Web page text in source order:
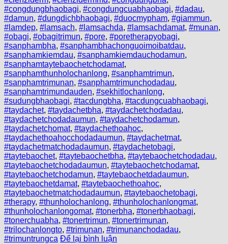
#congdungbhaobagi, #congdungcuabhaobagi, #dadau,
#damun, #dungdichbhaobagi, #duocmypham, #giammun,
#lamdep, #lamsach, #lamsachda, #lamsachdamat, #munan,
#obagi, #obagitrimun, #pore, #poretherapyobagi,
#sanphambha, #sanphambhachonguoimoibatdau,
#sanphamkiemdau, #sanphamkiemdauchodamun,
#sanphamtaytebaochetchodamat,
#sanphamthunholochanlong, #sanphamtrimun,
#sanphamtrimunan, #sanphamtrimunchodadau,
#sanphamtrimundauden, #sekhitlochanlong,
#sudungbhaobagi, #tacdungbha, #tacdungcuabhaobagi,
#taydachet, #taydachetbha, #taydachetchodadau,
#taydachetchodadaumun, #taydachetchodamun,
#taydachetchomat, #taydachethoahoc,
#taydachethoahocchodadaumun, #taydachetmat,
#taydachetmatchodadaumun, #taydachetobagi,
#taytebaochet, #taytebaochetbha, #taytebaochetchodadau,
#taytebaochetchodadaumun, #taytebaochetchodamat,
#taytebaochetchodamun, #taytebaochetdadaumun,
#taytebaochetdamat, #taytebaochethoahoc,
#taytebaochetmatchodadaumun, #taytebaochetobagi,
#therapy, #thunholochanlong, #thunholochanlongmat,
#thunholochanlongomat, #tonerbha, #tonerbhaobagi,
#tonerchuabha, #tonertrimun, #tonertrimunan,
#trilochanlongto, #trimunan, #trimunanchodadau,
#trimuntrungca Để lại bình luận